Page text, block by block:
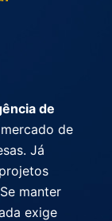
de
de
Já
manter
exige